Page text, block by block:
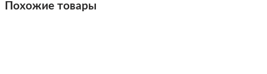
Похожие товары